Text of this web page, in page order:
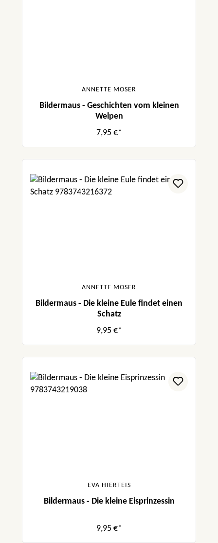
ANNETTE MOSER
Bildermaus - Geschichten vom kleinen
Welpen
7,95 €*
ANNETTE MOSER
Bildermaus - Die kleine Eule findet einen
Schatz
9,95 €*
EVA HIERTEIS
Bildermaus - Die kleine Eisprinzessin
9,95 €*